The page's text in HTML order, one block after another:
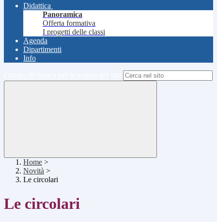
Didattica
Panoramica
Offerta formativa
I progetti delle classi
Agenda
Dipartimenti
Info
Home >
Novità >
Le circolari
Le circolari